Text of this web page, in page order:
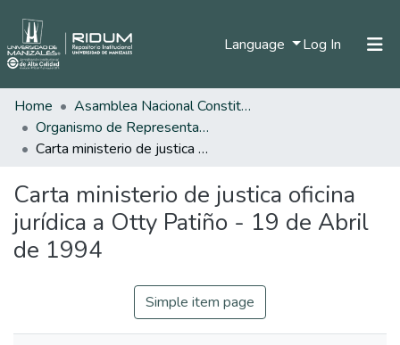
Language Log In (current)
Statistics
Home
Asamblea Nacional Constituyente
Organismo de Representantes Constituyente
Carta ministerio de justica oficina jurídica a Otty Patiño - 19 de Abril de 1994
Carta ministerio de justica oficina
jurídica a Otty Patiño - 19 de Abril
de 1994
Simple item page